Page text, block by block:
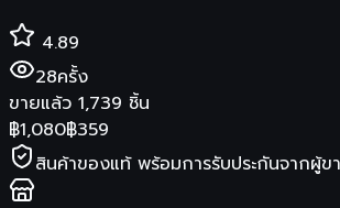
4.89
28ครั้ง
ขายแล้ว 1,739 ชิ้น
฿1,080฿359
สินค้าของแท้ พร้อมการรับประกันจากผู้ข